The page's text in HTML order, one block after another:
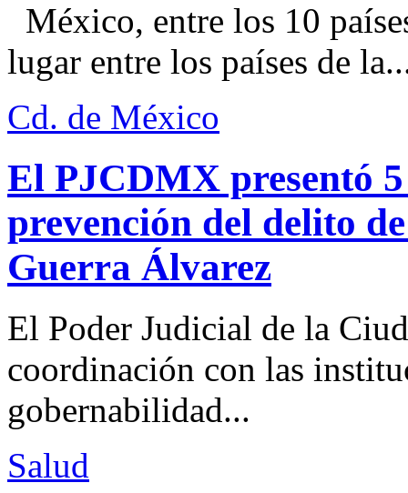
México, entre los 10
lugar entre los países de
Cd. de México
El PJCDMX presentó
prevención del delito
Guerra Álvarez
El Poder Judicial de la
coordinación con las
gobernabilidad...
Salud